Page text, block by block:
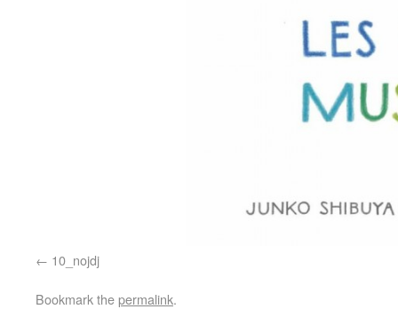
10_nojdj
Bookmark thepermalink.